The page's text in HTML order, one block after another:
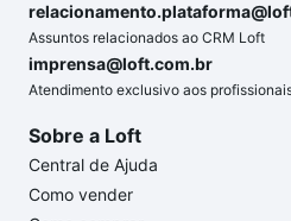
Assuntos relacionados ao CRM Loft
imprensa@loft.com.br
Atendimento exclusivo aos
Sobre a Loft
Central de Ajuda
Como vender